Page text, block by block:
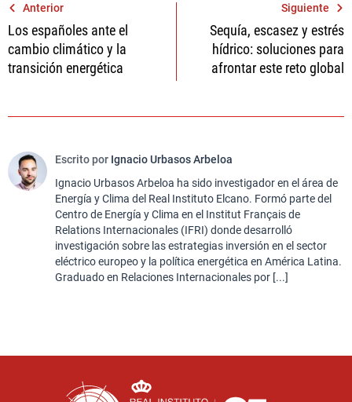
Navegación
de
entradas
Anterior
Los españoles ante el
cambio climático y la
transición energética
Siguiente
Sequía, escasez y estrés
hídrico: soluciones para
afrontar este reto global
Escrito por Ignacio Urbasos Arbeloa
Ignacio Urbasos Arbeloa ha sido investigador en el área de
Energía y Clima del Real Instituto Elcano. Formó parte del
Centro de Energía y Clima en el Institut Français de
Relations Internacionales (IFRI) donde desarrolló
investigación sobre las estrategias inversión en el sector
eléctrico europeo y la política energética en América Latina.
Graduado en Relaciones Internacionales por [...]